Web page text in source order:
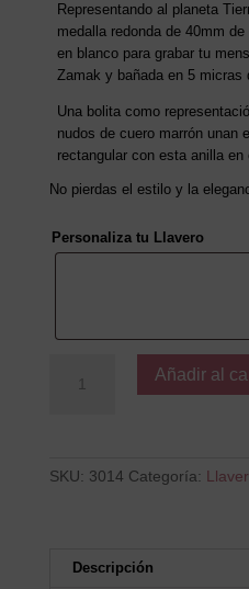
Representando al planeta
medalla redonda de 40mm
en blanco para grabar tu
Zamak y bañada en 5 micras
Una bolita como
nudos de cuero marrón unan
rectangular con esta anilla
No pierdas el estilo y la
Personaliza tu Llavero
Añadir al
SKU: 3014 Categoría:
Descripción